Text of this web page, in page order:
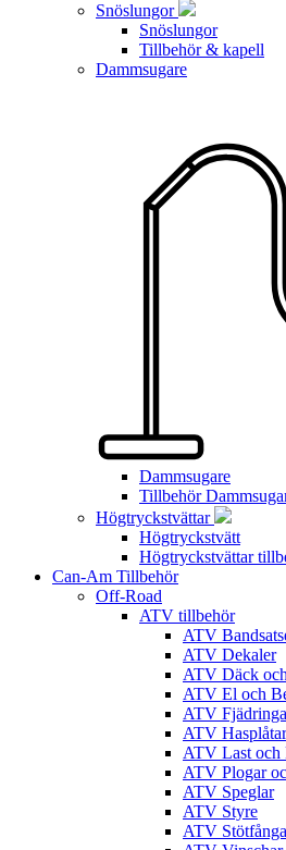
Snöslungor
Snöslungor
Tillbehör & kapell
Dammsugare
Dammsugare
Tillbehör
Högtryckstvättar
Högtryckstvätt
Högtryckstvättar
Can-Am Tillbehör
Off-Road
ATV tillbehör
ATV
ATV Dekaler
ATV Däck
ATV El och
ATV
ATV
ATV Last och
ATV Plogar
ATV Speglar
ATV Styre
ATV